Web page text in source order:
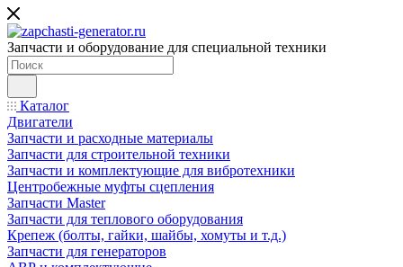
Запчасти и оборудование для специальной техники
Каталог
Двигатели
Запчасти и расходные материалы
Запчасти для строительной техники
Запчасти и комплектующие для вибротехники
Центробежные муфты сцепления
Запчасти Master
Запчасти для теплового оборудования
Крепеж (болты, гайки, шайбы, хомуты и т.д.)
Запчасти для генераторов